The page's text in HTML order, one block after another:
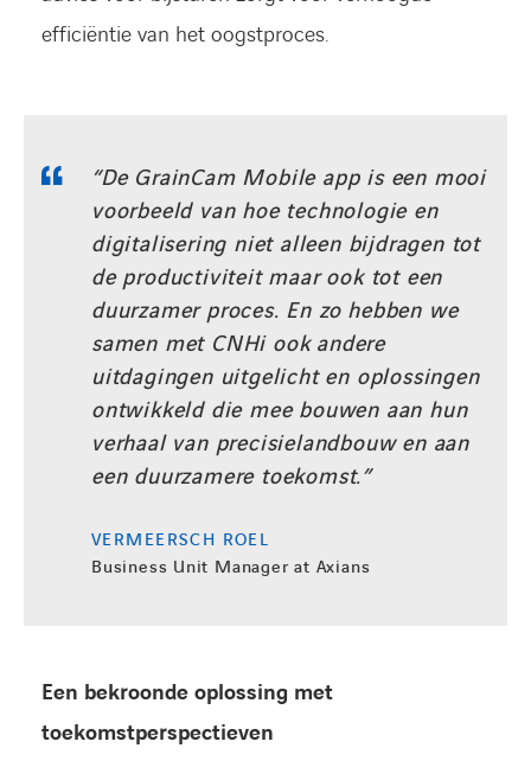
efficiëntie van het oogstproces.
“De GrainCam Mobile app is een mooi
voorbeeld van hoe technologie en
digitalisering niet alleen bijdragen tot
de productiviteit maar ook tot een
duurzamer proces. En zo hebben we
samen met CNHi ook andere
uitdagingen uitgelicht en oplossingen
ontwikkeld die mee bouwen aan hun
verhaal van precisielandbouw en aan
een duurzamere toekomst.”
VERMEERSCH ROEL
Business Unit Manager at Axians
Een bekroonde oplossing met
toekomstperspectieven